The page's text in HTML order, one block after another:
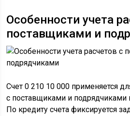
Особенности учета
поставщиками и
Счет 0 210 10 000 применяется
с поставщиками и
По кредиту счета фиксируется